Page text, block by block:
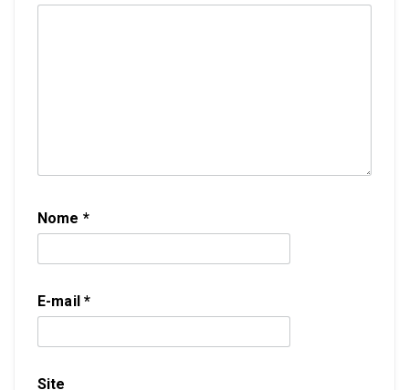
Nome *
E-mail*
Site